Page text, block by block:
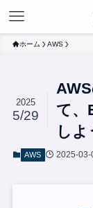
ホーム AWS
て、
しよ
2025
5/29
AWS 2025-03-